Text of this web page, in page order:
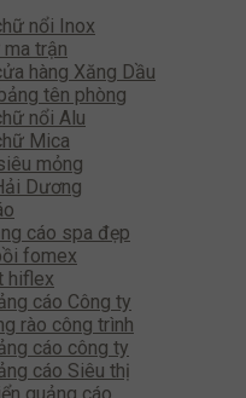
nổi Inox
trận
hàng Xăng Dầu
tên phòng
nổi Alu
Mica
mỏng
Dương
cáo spa đẹp
fomex
hiflex
cáo Công ty
rào công trình
cáo công ty
cáo Siêu thị